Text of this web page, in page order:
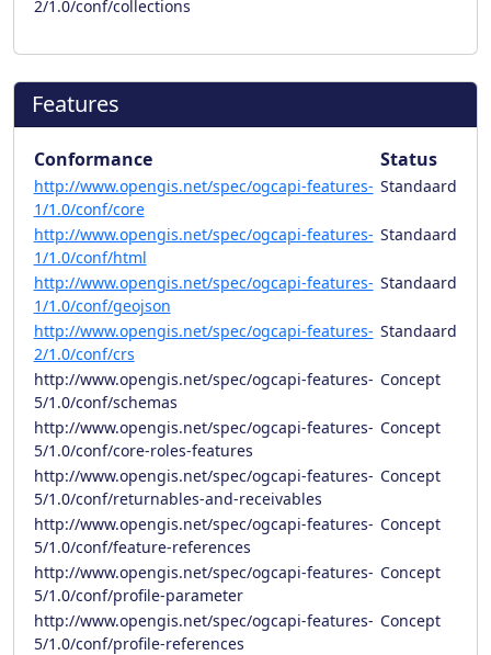
2/1.0/conf/collections
Features
Conformance Status
http://www.opengis.net/spec/ogcapi-features-
1/1.0/conf/core
Standaard
http://www.opengis.net/spec/ogcapi-features-
1/1.0/conf/html
Standaard
http://www.opengis.net/spec/ogcapi-features-
1/1.0/conf/geojson
Standaard
http://www.opengis.net/spec/ogcapi-features-
2/1.0/conf/crs
Standaard
http://www.opengis.net/spec/ogcapi-features-
5/1.0/conf/schemas
Concept
http://www.opengis.net/spec/ogcapi-features-
5/1.0/conf/core-roles-features
Concept
http://www.opengis.net/spec/ogcapi-features-
5/1.0/conf/returnables-and-receivables
Concept
http://www.opengis.net/spec/ogcapi-features-
5/1.0/conf/feature-references
Concept
http://www.opengis.net/spec/ogcapi-features-
5/1.0/conf/profile-parameter
Concept
http://www.opengis.net/spec/ogcapi-features-
5/1.0/conf/profile-references
Concept